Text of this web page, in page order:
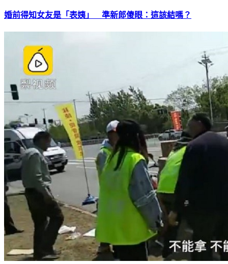
婚前得知女友是「表姨」 準新郎傻眼：這該結嗎？